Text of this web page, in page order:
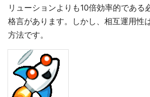
リューションよりも10倍効率的である
格言があります。しかし、相互運用性
方法です。